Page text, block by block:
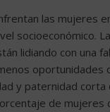
las mujeres
socioeconómico.
lidiando con una
oportunidades
y paternidad corta
de mujeres